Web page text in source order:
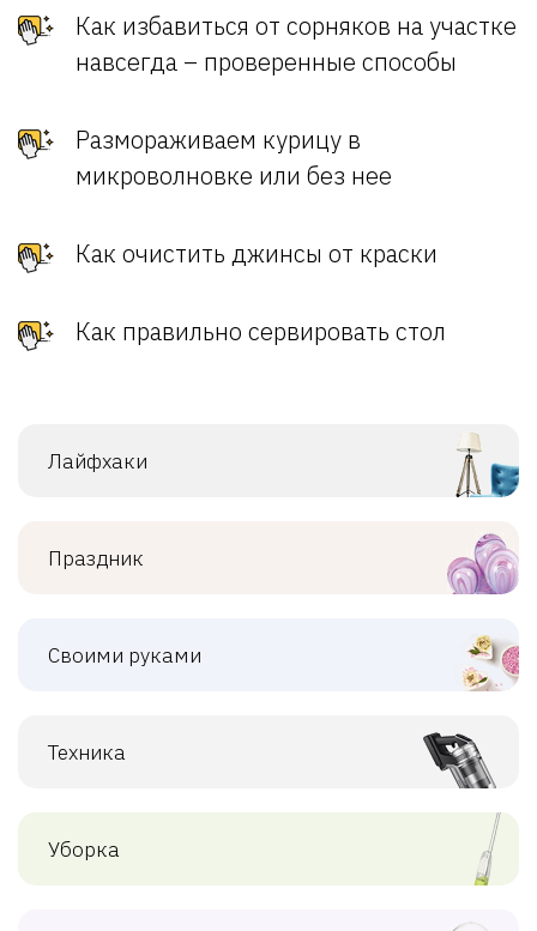
Как избавиться от сорняков на участке
навсегда – проверенные способы
Размораживаем курицу в
микроволновке или без нее
Как очистить джинсы от краски
Как правильно сервировать стол
Лайфхаки
Праздник
Своими руками
Техника
Уборка